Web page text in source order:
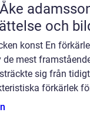
konstnären som
och
konst En
de mest
sig från
förkärlek